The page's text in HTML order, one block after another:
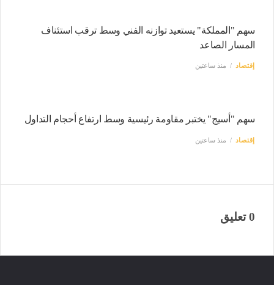
سهم "المملكة" يستعيد توازنه الفني وسط ترقب استئناف
المسار الصاعد
إقتصاد منذ ساعتين
سهم "أسيج" يختبر مقاومة رئيسية وسط ارتفاع أحجام التداول
إقتصاد منذ ساعتين
0 تعليق